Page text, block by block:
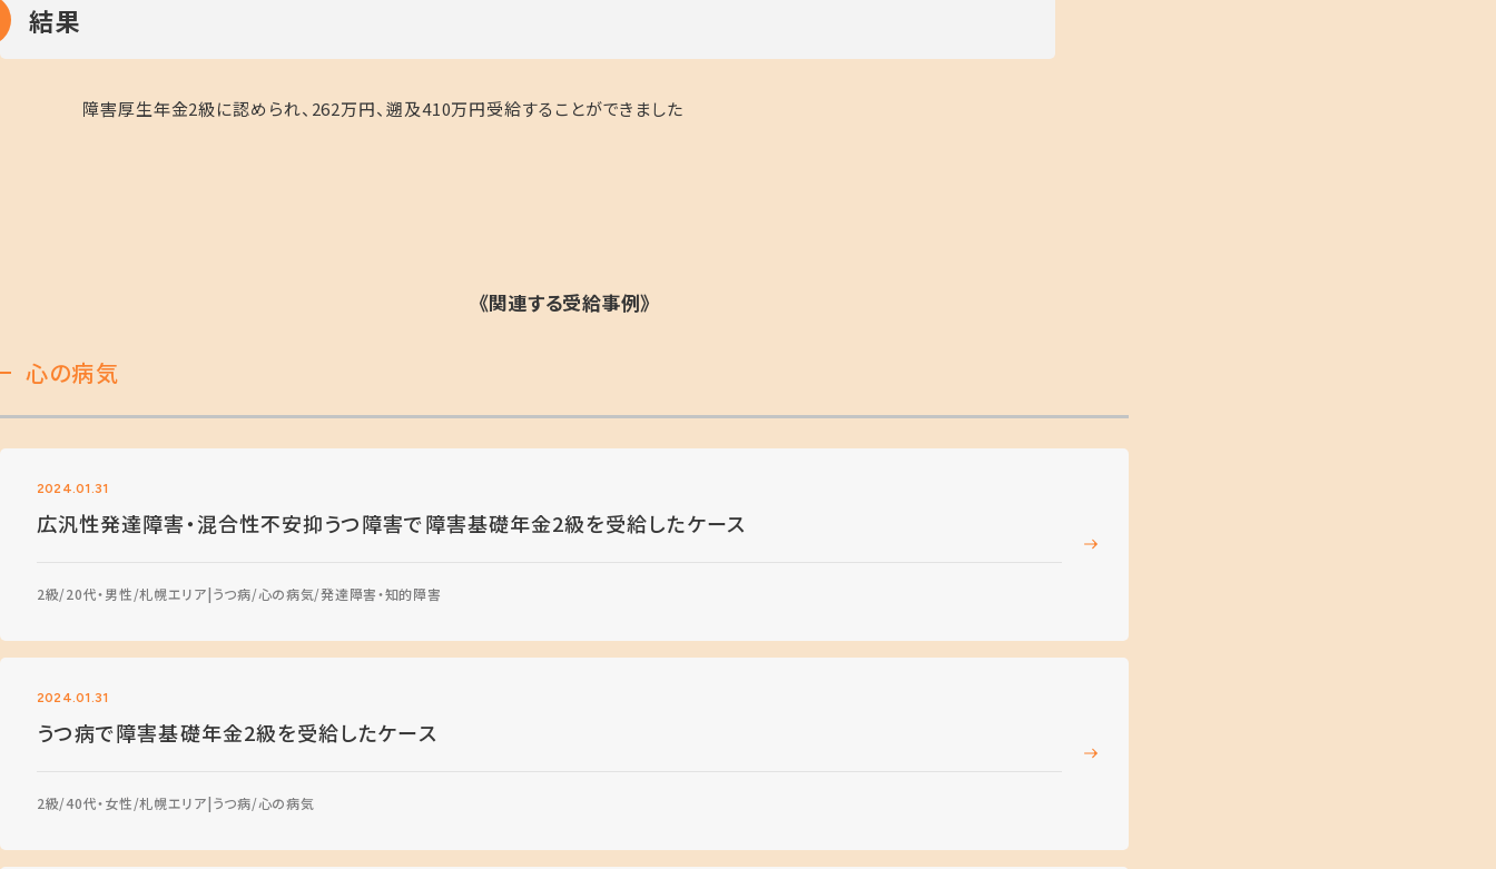
結果
障害厚生年金2級に認められ、262万円、遡及410万円受給することができました
《関連する受給事例》
心の病気
2024.01.31
広汎性発達障害・混合性不安抑うつ障害で障害基礎年金2級を受給したケース
2級 20代・男性 札幌エリア うつ病 心の病気 発達障害・知的障害
2024.01.31
うつ病で障害基礎年金2級を受給したケース
2級 40代・女性 札幌エリア うつ病 心の病気